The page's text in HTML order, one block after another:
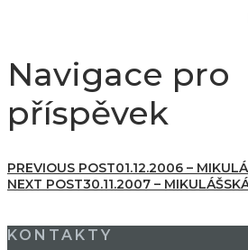
Navigace pro
příspěvek
PREVIOUS POST01.12.2006 –
NEXT POST30.11.2007 –
KONTAKTY